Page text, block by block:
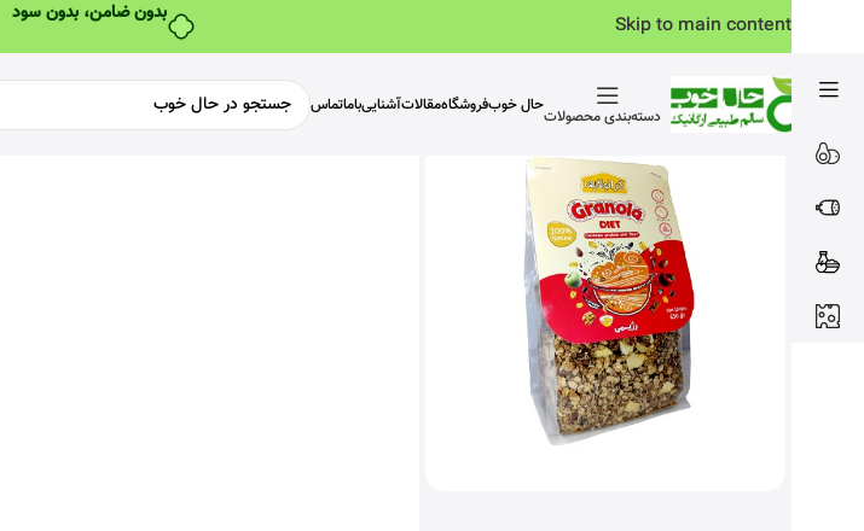
بدون ضامن، بدون سود
Skip to main content
دسته‌بندی محصولات
حال خوبفروشگاهمقالاتآشنایی‌باماتماس